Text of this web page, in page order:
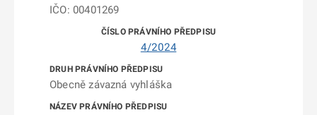
IČO: 00401269
4/2024
Obecně závazná vyhláška